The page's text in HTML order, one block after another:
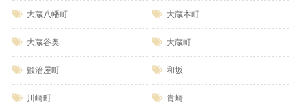
大蔵八幡町 大蔵本町
大蔵谷奥 大蔵町
鍛治屋町 和坂
川崎町 貴崎